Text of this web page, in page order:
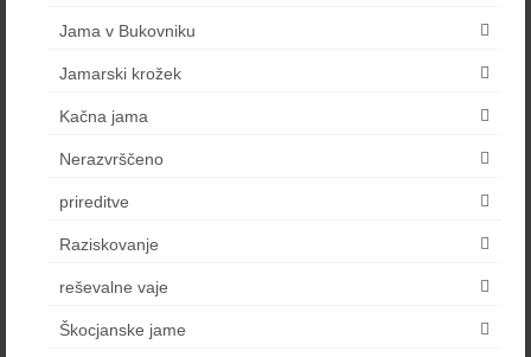
Jama v Bukovniku
Jamarski krožek
Kačna jama
Nerazvrščeno
prireditve
Raziskovanje
reševalne vaje
Škocjanske jame